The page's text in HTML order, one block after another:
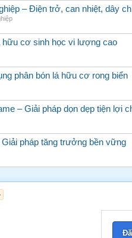
– Điện trở, can nhiệt, dây
hữu cơ sinh học vi lượng cao
phân bón lá hữu cơ rong biển
– Giải pháp dọn dẹp tiện lợi
pháp tăng trưởng bền vững